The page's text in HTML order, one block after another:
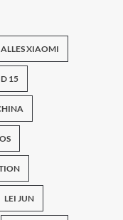
ALLES XIAOMI
15
LEI JUN